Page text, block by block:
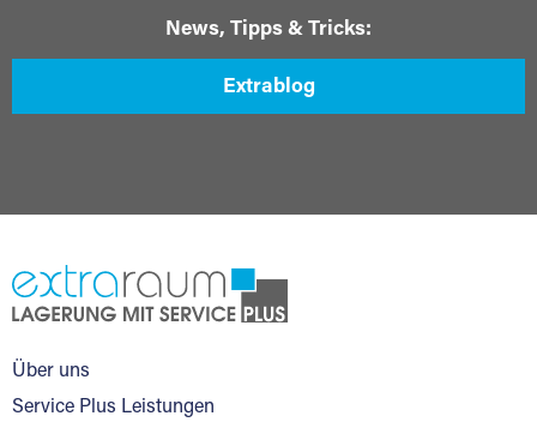
News, Tipps & Tricks:
Extrablog
Über uns
Service Plus Leistungen